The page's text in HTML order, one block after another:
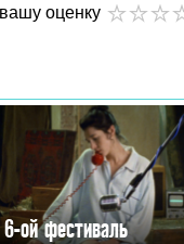
оценку
6-ой фестиваль